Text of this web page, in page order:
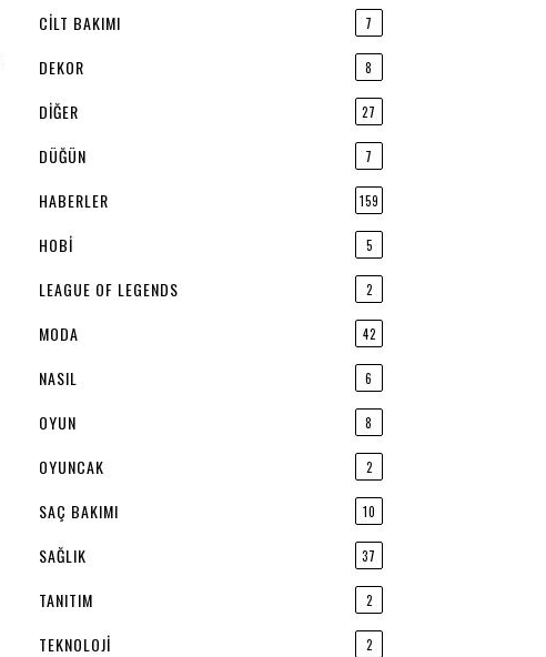
CILT BAKIMI 7
DEKOR 8
DIĞER 27
DÜĞÜN 7
HABERLER 159
HOBI 5
LEAGUE OF LEGENDS 2
MODA 42
NASIL 6
OYUN 8
OYUNCAK 2
SAÇ BAKIMI 10
SAĞLIK 37
TANITIM 2
TEKNOLOJI 2